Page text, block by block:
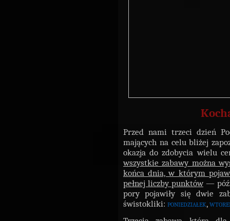
Przed nami trzeci dzień
mających na celu bliżej
okazja do zdobycia wielu
wszystkie zabawy można
końca dnia, w którym
pełnej liczby punktów—
pory pojawiły się dwie
świstokliki: poniedziałek,